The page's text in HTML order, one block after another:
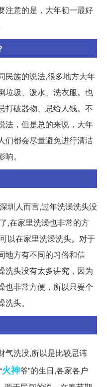
注意的是，大年初一最好
民族的说法,很多地方大年
垃圾、泼水、洗衣服。也
打破器物、忌给人钱。不
法，但是总的来说，大年
们都会尽量避免进行清洁
。
圳人而言,过年洗澡洗头没
,在家里洗澡也非常的方
以在家里洗澡洗头。对于
地方有不同的习俗和信
洗头没有太多讲究，因为
也非常方便，所以只要个
头。
气洗没,所以是比较忌讳
火神爷”的生日,各家各户